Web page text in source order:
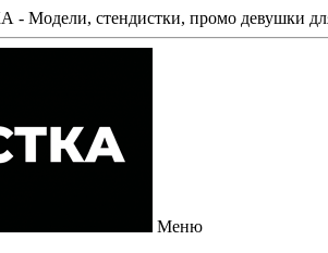
Модели, стендистки, промо девушки
Меню